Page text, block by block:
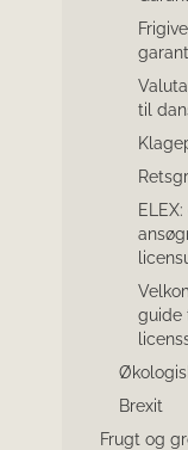
til
guide
Brexit
Frugt og